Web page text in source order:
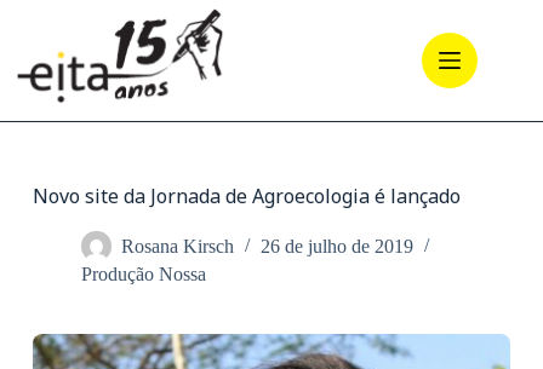
conteúdo
Novo site da Jornada de Agroecologia é lançado
Rosana Kirsch
26 de julho de 2019
Produção Nossa